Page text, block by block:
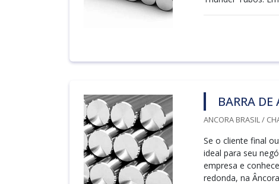
BARRA
ANCORA BRASIL /
Se o cliente final
ideal para seu
empresa e
redonda, na